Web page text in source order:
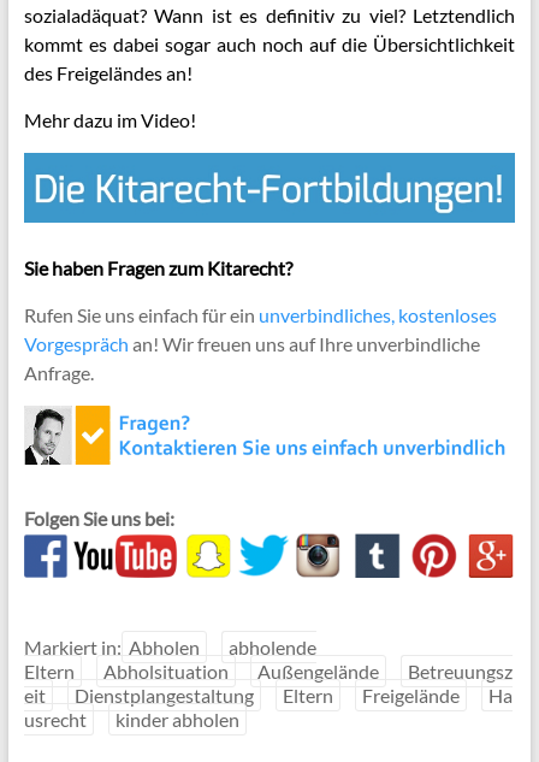
sozialadäquat? Wann ist es definitiv zu viel? Letztendlich
kommt es dabei sogar auch noch auf die Übersichtlichkeit
des Freigeländes an!
Mehr dazu im Video!
Sie haben Fragen zum Kitarecht?
Rufen Sie uns einfach für ein unverbindliches, kostenloses
Vorgespräch an! Wir freuen uns auf Ihre unverbindliche
Anfrage.
Folgen Sie uns bei:
Markiert in: Abholen
abholende
Eltern
Abholsituation Außengelände
Betreuungsz
eit
Dienstplangestaltung Eltern Freigelände
Ha
usrecht
kinder abholen